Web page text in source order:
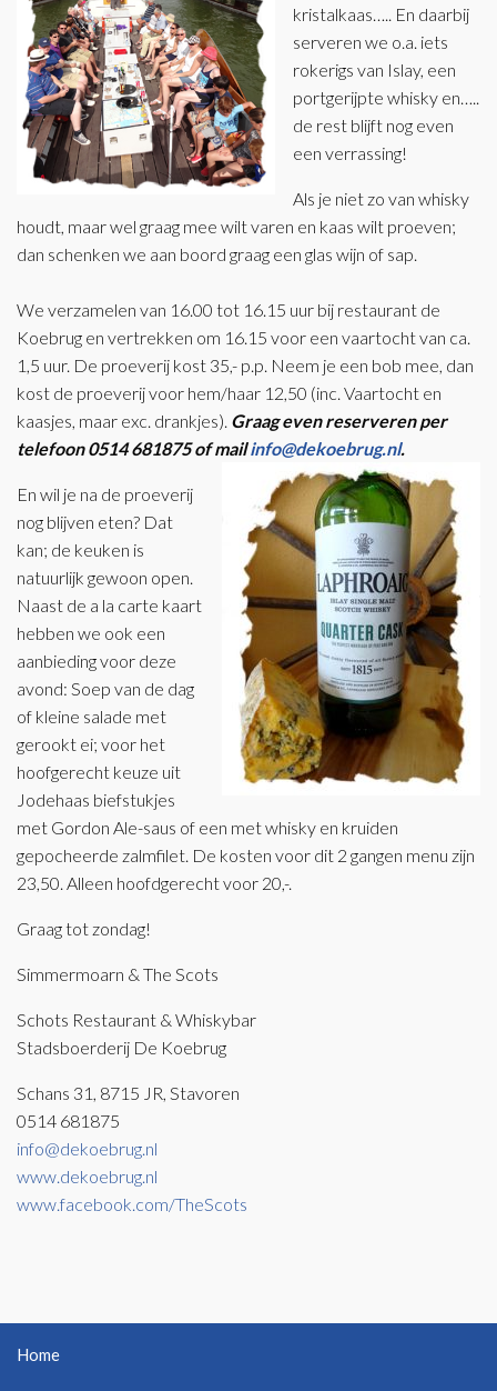
kristalkaas….. En daarbij
serveren we o.a. iets
rokerigs van Islay, een
portgerijpte whisky en…..
de rest blijft nog even
een verrassing!
Als je niet zo van whisky
houdt, maar wel graag mee wilt varen en kaas wilt proeven;
dan schenken we aan boord graag een glas wijn of sap.
We verzamelen van 16.00 tot 16.15 uur bij restaurant de
Koebrug en vertrekken om 16.15 voor een vaartocht van ca.
1,5 uur. De proeverij kost 35,- p.p. Neem je een bob mee, dan
kost de proeverij voor hem/haar 12,50 (inc. Vaartocht en
kaasjes, maar exc. drankjes). Graag even reserveren per
telefoon 0514 681875 of mailinfo@dekoebrug.nl.
En wil je na de proeverij
nog blijven eten? Dat
kan; de keuken is
natuurlijk gewoon open.
Naast de a la carte kaart
hebben we ook een
aanbieding voor deze
avond: Soep van de dag
of kleine salade met
gerookt ei; voor het
hoofgerecht keuze uit
Jodehaas biefstukjes
met Gordon Ale-saus of een met whisky en kruiden
gepocheerde zalmfilet. De kosten voor dit 2 gangen menu zijn
23,50. Alleen hoofdgerecht voor 20,-.
Graag tot zondag!
Simmermoarn & The Scots
Schots Restaurant & Whiskybar
Stadsboerderij De Koebrug
Schans 31, 8715 JR, Stavoren
0514 681875
info@dekoebrug.nl
www.dekoebrug.nl
www.facebook.com/TheScots
Home